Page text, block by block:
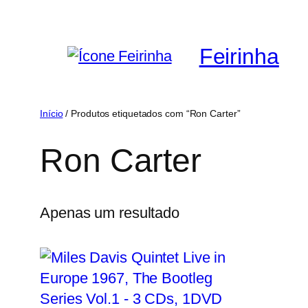
Feirinha
Início/ Produtos etiquetados com “Ron Carter”
Ron Carter
Apenas um resultado